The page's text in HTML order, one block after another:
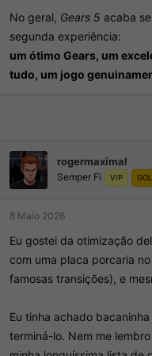
No geral, Gears 5 acaba
segunda experiência:
um ótimo Gears, um
tudo, um jogo
rogermaximal
Semper Fi VIP
8 Maio 2026
Eu gostei da otimização
com uma placa porcaria
famosas transições), e
Eu tinha achado
terminá-lo. Nem me